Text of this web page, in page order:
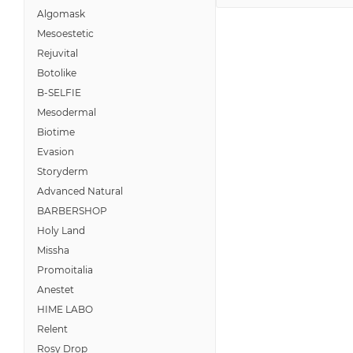
Algomask
Mesoestetic
Rejuvital
Botolike
B-SELFIE
Mesodermal
Biotime
Evasion
Storyderm
Advanced Natural
BARBERSHOP
Holy Land
Missha
Promoitalia
Anestet
HIME LABO
Relent
Rosy Drop